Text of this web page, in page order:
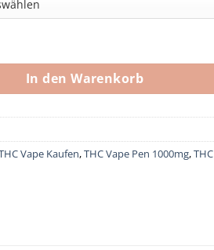
Menge
In den Warenkorb
Vape Kaufen,THC Vape Pen 1000mg,